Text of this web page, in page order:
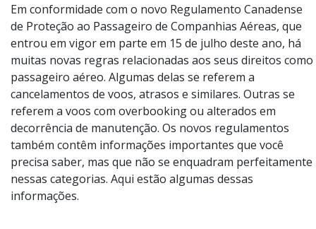
Em conformidade com o novo Regulamento Canadense
de Proteção ao Passageiro de Companhias Aéreas, que
entrou em vigor em parte em 15 de julho deste ano, há
muitas novas regras relacionadas aos seus direitos como
passageiro aéreo. Algumas delas se referem a
cancelamentos de voos, atrasos e similares. Outras se
referem a voos com overbooking ou alterados em
decorrência de manutenção. Os novos regulamentos
também contêm informações importantes que você
precisa saber, mas que não se enquadram perfeitamente
nessas categorias. Aqui estão algumas dessas
informações.